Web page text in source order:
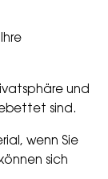
und
sind.
wenn Sie
sich